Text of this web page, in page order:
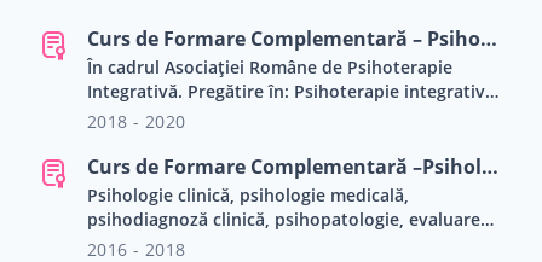
acreditat de Colegiul Psihologilor din România.
Curs de Formare Complementară – Psihoterapie integrativă
În cadrul Asociației Române de Psihoterapie
Integrativă. Pregătire în: Psihoterapie integrativă,
Proceduri şi tehnici cognitiv-comportamentale,
ericksoniană, Psihoterapie copil, cuplu și familie,
Psihoterapie psihanalitică, Tehnici de psiho-
somato-terapie, Terapie individuală și de grup,
Tehnici de dezvoltare personală etc.
2018 - 2020
Curs de Formare Complementară –Psihologie clinică şi medicală - Asociația Smart Psy
Psihologie clinică, psihologie medicală,
psihodiagnoză clinică, psihopatologie, evaluare
psihologică, psihoterapie, psihosomatică, psiho-
2016 - 2018